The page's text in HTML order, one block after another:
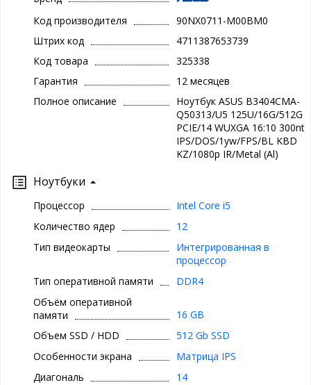
Код производителя
90NX0711-M00BM0
Штрих код
4711387653739
Код товара
325338
Гарантия
12 месяцев
Полное описание
Ноутбук ASUS B3404CMA-
Q50313/U5 125U/16G/512G
PCIE/14 WUXGA 16:10 300nt
IPS/DOS/1yw/FPS/BL KBD
KZ/1080p IR/Metal (Al)
Ноутбуки
Процессор
Intel Core i5
Количество ядер
12
Тип видеокарты
Интегрированная в
процессор
Тип оперативной памяти
DDR4
Объём оперативной
памяти
16 GB
Объем SSD / HDD
512 Gb SSD
Особенности экрана
Матрица IPS
Диагональ
14